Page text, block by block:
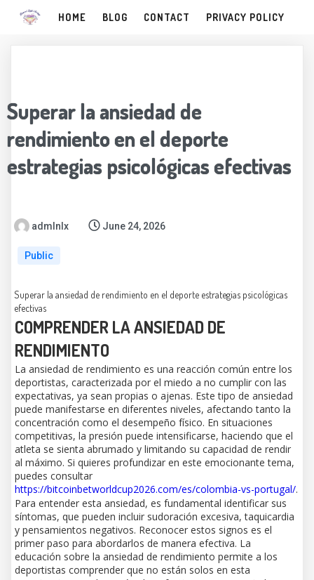
HOME BLOG CONTACT PRIVACY POLICY
Superar la ansiedad de
rendimiento en el deporte
estrategias psicológicas efectivas
admlnlx June 24, 2026
Public
Superar la ansiedad de rendimiento en el deporte estrategias psicológicas
efectivas
COMPRENDER LA ANSIEDAD DE
RENDIMIENTO
La ansiedad de rendimiento es una reacción común entre los
deportistas, caracterizada por el miedo a no cumplir con las
expectativas, ya sean propias o ajenas. Este tipo de ansiedad
puede manifestarse en diferentes niveles, afectando tanto la
concentración como el desempeño físico. En situaciones
competitivas, la presión puede intensificarse, haciendo que el
atleta se sienta abrumado y limitando su capacidad de rendir
al máximo. Si quieres profundizar en este emocionante tema,
puedes consultar
https://bitcoinbetworldcup2026.com/es/colombia-vs-portugal/.
Para entender esta ansiedad, es fundamental identificar sus
síntomas, que pueden incluir sudoración excesiva, taquicardia
y pensamientos negativos. Reconocer estos signos es el
primer paso para abordarlos de manera efectiva. La
educación sobre la ansiedad de rendimiento permite a los
deportistas comprender que no están solos en esta